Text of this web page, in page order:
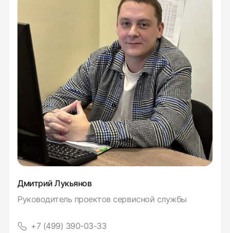
Дмитрий Лукьянов
Руководитель проектов сервисной службы
+7 (499) 390-03-33